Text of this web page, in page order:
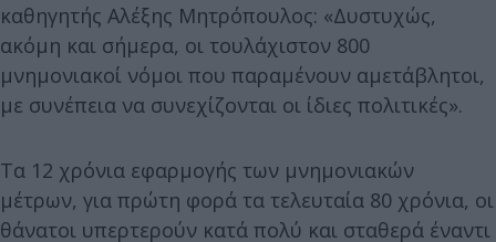
καθηγητής Αλέξης Μητρόπουλος: «Δυστυχώς,
ακόμη και σήμερα, οι τουλάχιστον 800
μνημονιακοί νόμοι που παραμένουν αμετάβλητοι,
με συνέπεια να συνεχίζονται οι ίδιες πολιτικές».
Tα 12 χρόνια εφαρμογής των μνημονιακών
μέτρων, για πρώτη φορά τα τελευταία 80 χρόνια, οι
θάνατοι υπερτερούν κατά πολύ και σταθερά έναντι